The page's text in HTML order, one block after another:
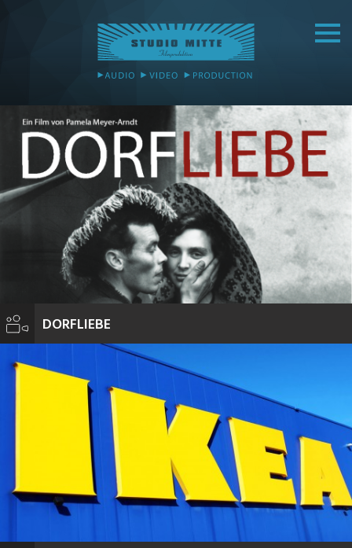
DORFLIEBE